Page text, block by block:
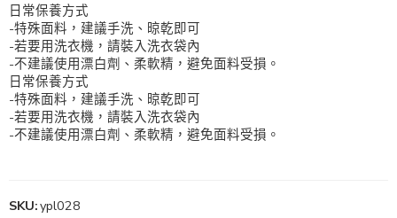
日常保養方式
-特殊面料，建議手洗、晾乾即可
-若要用洗衣機，請裝入洗衣袋內
-不建議使用漂白劑、柔軟精，避免面料受損。
日常保養方式
-特殊面料，建議手洗、晾乾即可
-若要用洗衣機，請裝入洗衣袋內
-不建議使用漂白劑、柔軟精，避免面料受損。
SKU:ypl028